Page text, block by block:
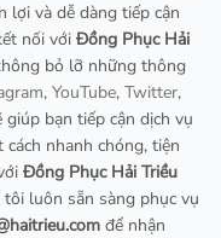
lợi và dễ dàng tiếp cận
nối với Đồng Phục Hải
bỏ lỡ những thông
, YouTube, Twitter,
bạn tiếp cận dịch vụ
cách nhanh chóng, tiện
Đồng Phục Hải Triều
tôi luôn sẵn sàng phục vụ
để nhận